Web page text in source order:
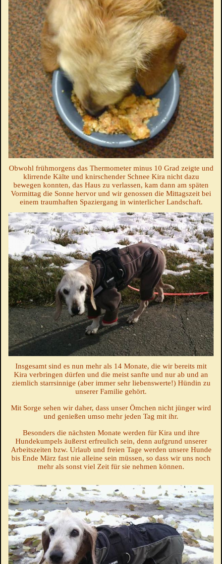
Obwohl frühmorgens das Thermometer minus 10 Grad zeigte und
klirrende Kälte und knirschender Schnee Kira nicht dazu
bewegen konnten, das Haus zu verlassen, kam dann am späten
Vormittag die Sonne hervor und wir genossen die Mittagszeit bei
einem traumhaften Spaziergang in winterlicher Landschaft.
Insgesamt sind es nun mehr als 14 Monate, die wir bereits mit
Kira verbringen dürfen und die meist sanfte und nur ab und an
ziemlich starrsinnige (aber immer sehr liebenswerte!) Hündin zu
unserer Familie gehört.
Mit Sorge sehen wir daher, dass unser Ömchen nicht jünger wird
und genießen umso mehr jeden Tag mit ihr.
Besonders die nächsten Monate werden für Kira und ihre
Hundekumpels äußerst erfreulich sein, denn aufgrund unserer
Arbeitszeiten bzw. Urlaub und freien Tage werden unsere Hunde
bis Ende März fast nie alleine sein müssen, so dass wir uns noch
mehr als sonst viel Zeit für sie nehmen können.